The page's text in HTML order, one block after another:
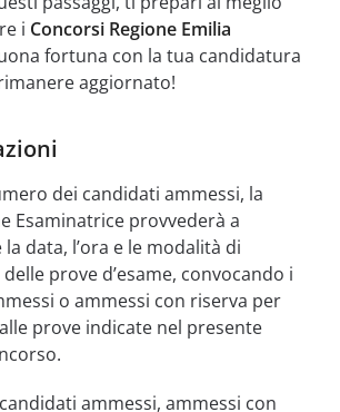
i Concorsi Regione Emilia
fortuna con la tua candidatura
aggiornato!
dei candidati ammessi, la
Esaminatrice provvederà a
data, l’ora e le modalità di
prove d’esame, convocando i
o ammessi con riserva per
prove indicate nel presente
ammessi, ammessi con